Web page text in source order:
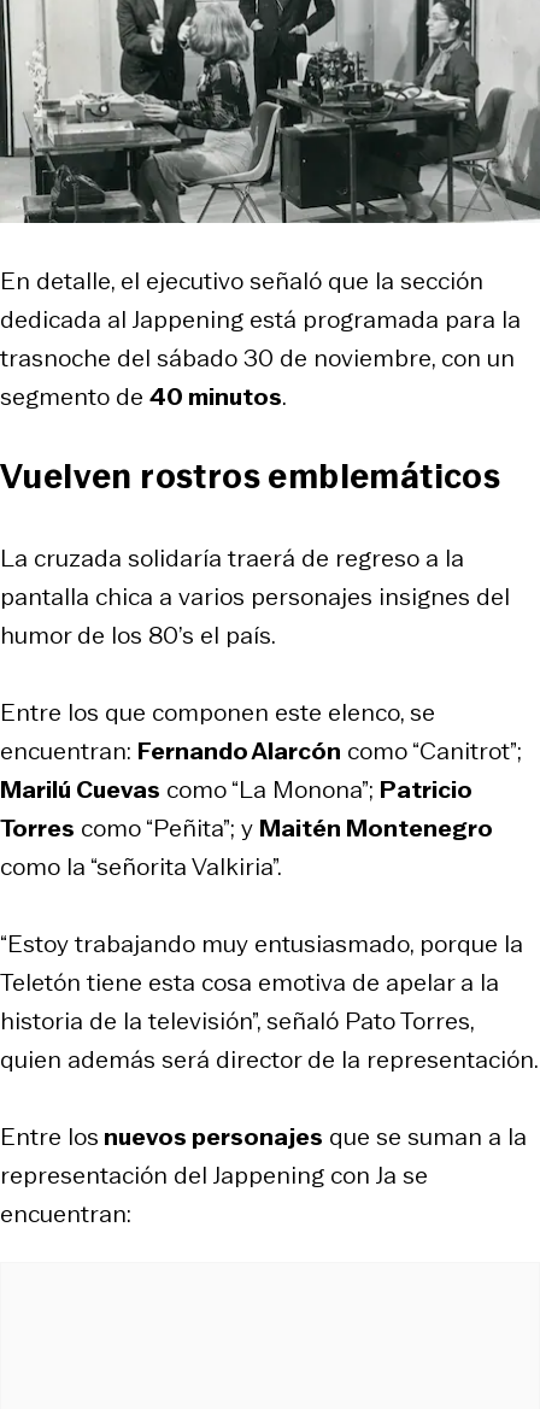
En detalle, el ejecutivo señaló que la sección
dedicada al Jappening está programada para la
trasnoche del sábado 30 de noviembre, con un
segmento de 40 minutos.
Vuelven rostros emblemáticos
La cruzada solidaría traerá de regreso a la
pantalla chica a varios personajes insignes del
humor de los 80’s el país.
Entre los que componen este elenco, se
encuentran: Fernando Alarcón como “Canitrot”;
Marilú Cuevas como “La Monona”; Patricio
Torres como “Peñita”; y Maitén Montenegro
como la “señorita Valkiria”.
“Estoy trabajando muy entusiasmado, porque la
Teletón tiene esta cosa emotiva de apelar a la
historia de la televisión”, señaló Pato Torres,
quien además será director de la representación.
Entre los nuevos personajes que se suman a la
representación del Jappening con Ja se
encuentran: